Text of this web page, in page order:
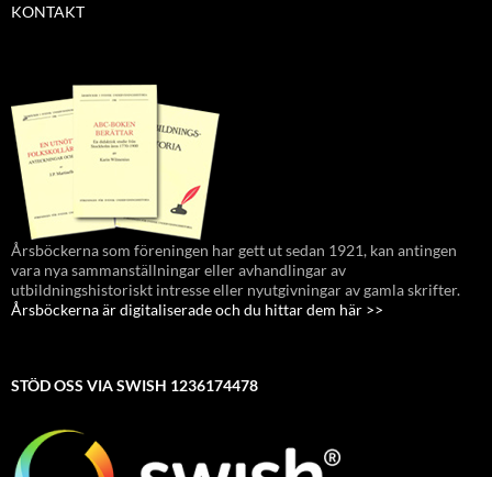
KONTAKT
Årsböckerna som föreningen har gett ut sedan 1921, kan antingen
vara nya sammanställningar eller avhandlingar av
utbildningshistoriskt intresse eller nyutgivningar av gamla skrifter.
Årsböckerna är digitaliserade och du hittar dem här >>
STÖD OSS VIA SWISH 1236174478